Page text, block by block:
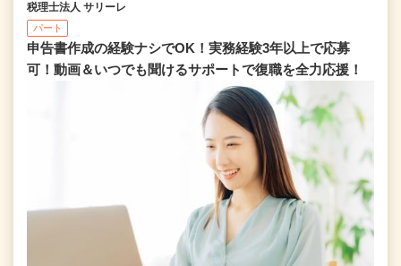
税理士法人 サリーレ
パート
申告書作成の経験ナシでOK！実務経験3年以上で応募
可！動画＆いつでも聞けるサポートで復職を全⼒応援！